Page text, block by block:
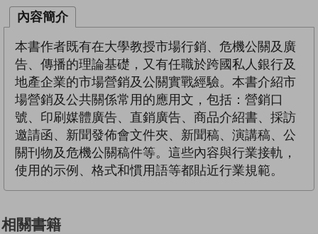
內容簡介
本書作者既有在大學教授市場行銷、危機公關及廣
告、傳播的理論基礎，又有任職於跨國私人銀行及
地產企業的市場營銷及公關實戰經驗。本書介紹市
場營銷及公共關係常用的應用文，包括：營銷口
號、印刷媒體廣告、直銷廣告、商品介紹書、採訪
邀請函、新聞發佈會文件夾、新聞稿、演講稿、公
關刊物及危機公關稿件等。這些內容與行業接軌，
使用的示例、格式和慣用語等都貼近行業規範。
相關書籍